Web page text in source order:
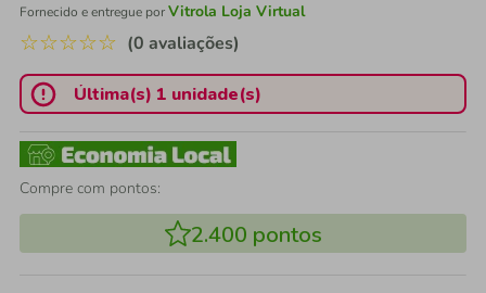
Fornecido e entregue porVitrola Loja Virtual
☆☆☆☆☆ (0 avaliações)
Última(s) 1 unidade(s)
Compre com pontos:
2.400 pontos